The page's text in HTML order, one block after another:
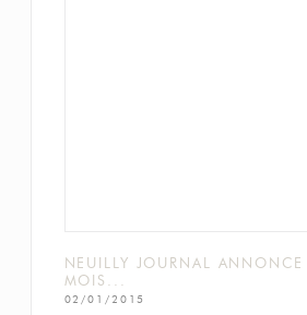
NEUILLY JOURNAL
MOIS...
02/01/2015